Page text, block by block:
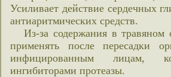
Усиливает действие сердечных
антиаритмических средств.
Из-за содержания в травяном
применять после пересадки
инфицированным лицам,
ингибиторами протеазы.